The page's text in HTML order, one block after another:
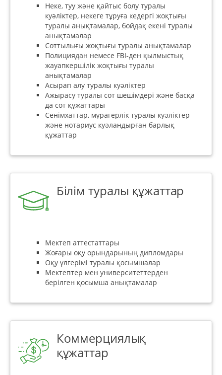
Неке, туу және қайтыс болу туралы
куәліктер, некеге тұруға кедергі жоқтығы
туралы анықтамалар, бойдақ екені туралы
анықтамалар
Соттылығы жоқтығы туралы анықтамалар
Полициядан немесе FBI-ден қылмыстық
жауапкершілік жоқтығы туралы
анықтамалар
Асырап алу туралы куәліктер
Ажырасу туралы сот шешімдері және басқа
да сот құжаттары
Сенімхаттар, мұрагерлік туралы куәліктер
және нотариус куәландырған барлық
құжаттар
Білім туралы құжаттар
Мектеп аттестаттары
Жоғары оқу орындарының дипломдары
Оқу үлгерімі туралы қосымшалар
Мектептер мен университеттерден
берілген қосымша анықтамалар
Коммерциялық
құжаттар